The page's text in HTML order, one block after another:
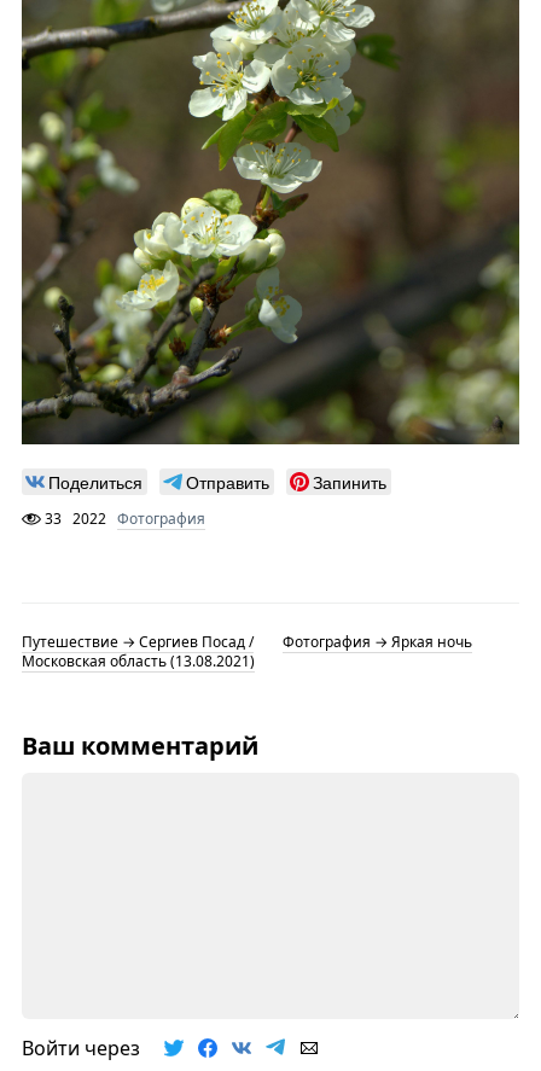
Поделиться Отправить Запинить
33 2022 Фотография
Путешествие → Сергиев Посад /
Московская область (13.08.2021)
Фотография → Яркая ночь
Ваш комментарий
Войти через